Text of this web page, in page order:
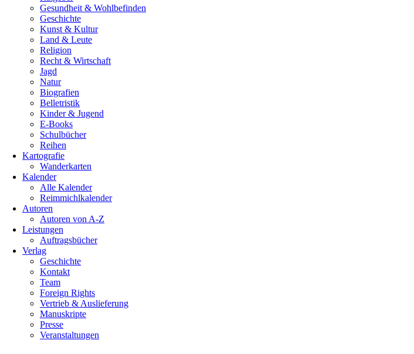
Gesundheit & Wohlbefinden
Geschichte
Kunst & Kultur
Land & Leute
Religion
Recht & Wirtschaft
Jagd
Natur
Biografien
Belletristik
Kinder & Jugend
E-Books
Schulbücher
Reihen
Kartografie
Wanderkarten
Kalender
Alle Kalender
Reimmichlkalender
Autoren
Autoren von A-Z
Leistungen
Auftragsbücher
Verlag
Geschichte
Kontakt
Team
Foreign Rights
Vertrieb & Auslieferung
Manuskripte
Presse
Veranstaltungen